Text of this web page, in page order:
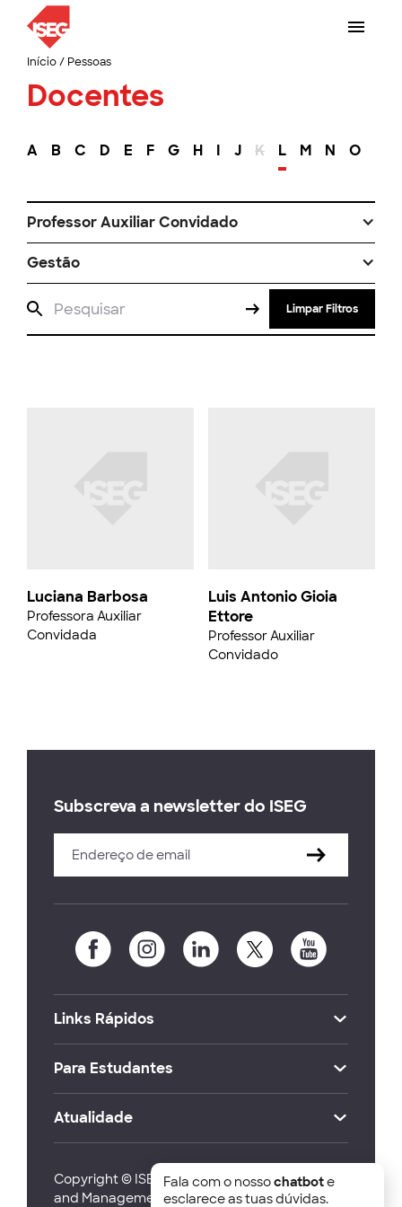
Início/ Pessoas
Docentes
A B C D E F G H I J K L M N O
Professor Auxiliar Convidado
Gestão
Limpar Filtros
Luciana Barbosa
Professora Auxiliar
Convidada
Luis Antonio Gioia
Ettore
Professor Auxiliar
Convidado
Subscreva a newsletter do ISEG
Links Rápidos
Para Estudantes
Atualidade
Copyright © ISEG Lisbon School of Economics
and Management 2026
Fala com o nossochatbote
esclarece as tuas dúvidas.